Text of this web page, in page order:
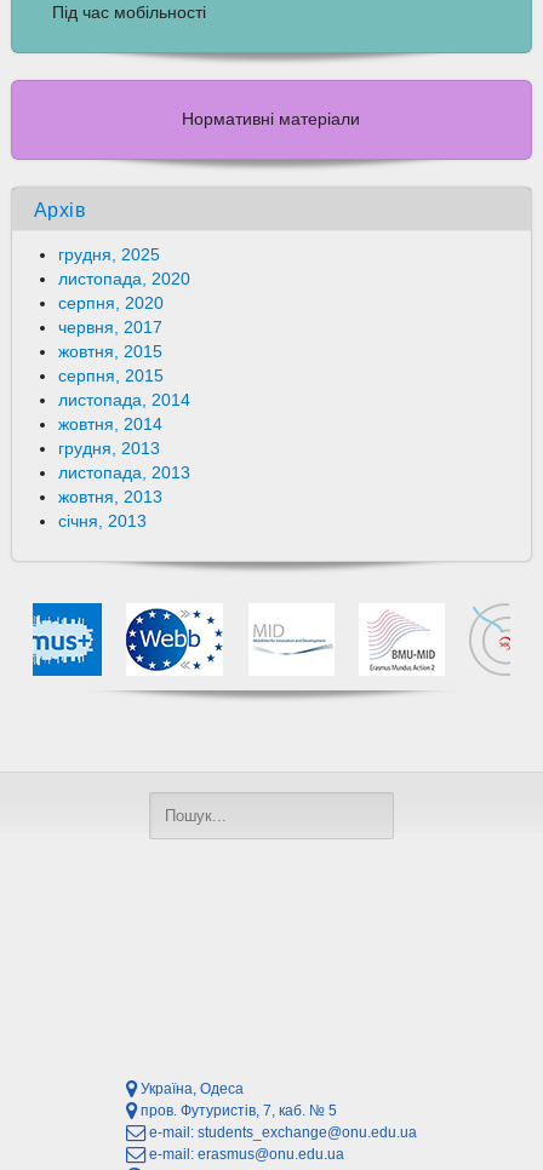
Під час мобільності
Нормативні матеріали
Архів
грудня, 2025
листопада, 2020
серпня, 2020
червня, 2017
жовтня, 2015
серпня, 2015
листопада, 2014
жовтня, 2014
грудня, 2013
листопада, 2013
жовтня, 2013
січня, 2013
Україна, Одеса
пров. Футуристів, 7, каб. № 5
e-mail: students_exchange@onu.edu.ua
e-mail: erasmus@onu.edu.ua